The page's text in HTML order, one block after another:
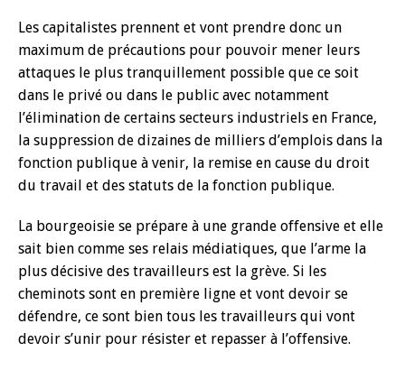
Les capitalistes prennent et vont prendre donc un
maximum de précautions pour pouvoir mener leurs
attaques le plus tranquillement possible que ce soit
dans le privé ou dans le public avec notamment
l’élimination de certains secteurs industriels en France,
la suppression de dizaines de milliers d’emplois dans la
fonction publique à venir, la remise en cause du droit
du travail et des statuts de la fonction publique.
La bourgeoisie se prépare à une grande offensive et elle
sait bien comme ses relais médiatiques, que l’arme la
plus décisive des travailleurs est la grève. Si les
cheminots sont en première ligne et vont devoir se
défendre, ce sont bien tous les travailleurs qui vont
devoir s’unir pour résister et repasser à l’offensive.